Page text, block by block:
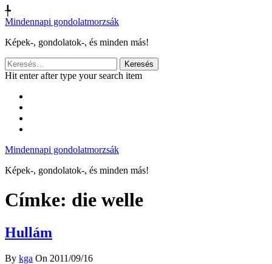
╄
Mindennapi gondolatmorzsák
Képek-, gondolatok-, és minden más!
Keresés:
Hit enter after type your search item
Mindennapi gondolatmorzsák
Képek-, gondolatok-, és minden más!
Címke: die welle
Hullám
By kga On 2011/09/16